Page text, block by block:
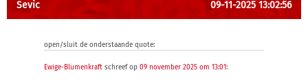
Sevic 09-11-2025 13:02:56
open/sluit de onderstaande quote:
Ewige-Blumenkraft schreef op 09 november 2025 om 13:01: